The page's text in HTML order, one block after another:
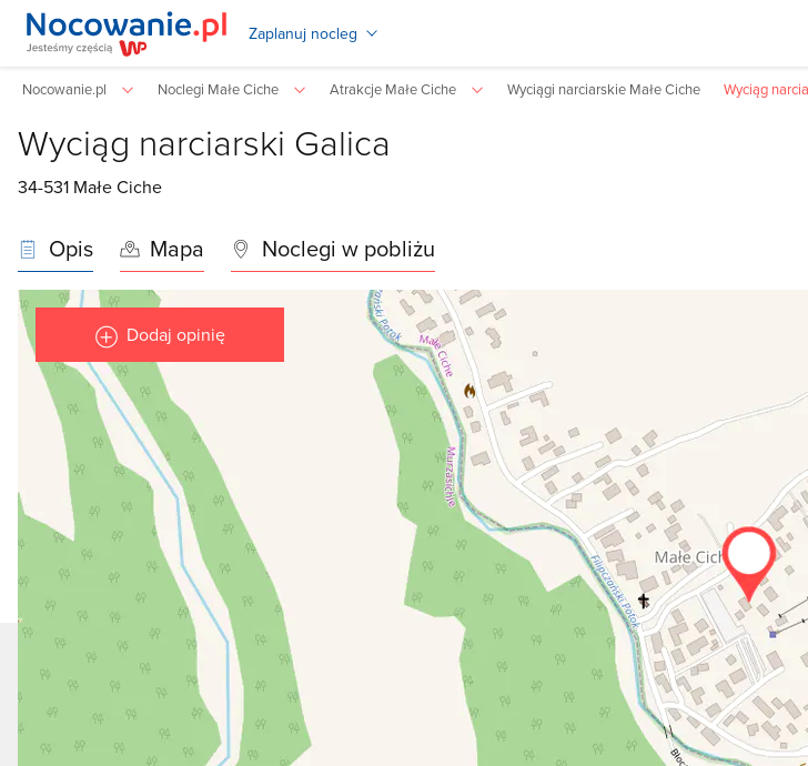
Zaplanuj nocleg
Nocowanie.pl Noclegi Małe Ciche Atrakcje Małe Ciche Wyciągi narciarskie Małe Ciche Wyciąg
Wyciąg narciarski Galica
34-531 Małe Ciche
Opis Mapa Noclegi w pobliżu
Dodaj opinię